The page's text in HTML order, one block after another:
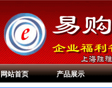
网站首页 产品展示